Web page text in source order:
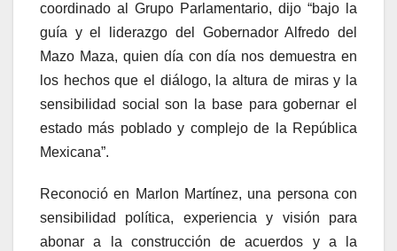
coordinado al Grupo Parlamentario, dijo “bajo la
guía y el liderazgo del Gobernador Alfredo del
Mazo Maza, quien día con día nos demuestra en
los hechos que el diálogo, la altura de miras y la
sensibilidad social son la base para gobernar el
estado más poblado y complejo de la República
Mexicana”.
Reconoció en Marlon Martínez, una persona con
sensibilidad política, experiencia y visión para
abonar a la construcción de acuerdos y a la